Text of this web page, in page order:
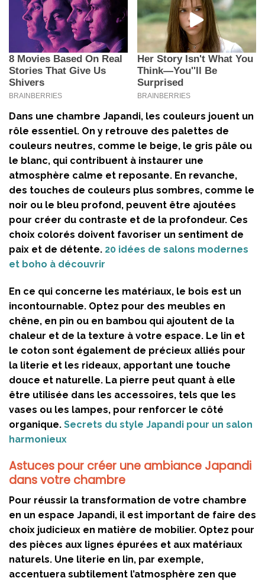
Dans une chambre Japandi, les couleurs jouent un
rôle essentiel. On y retrouve des palettes de
couleurs neutres, comme le beige, le gris pâle ou
le blanc, qui contribuent à instaurer une
atmosphère calme et reposante. En revanche,
des touches de couleurs plus sombres, comme le
noir ou le bleu profond, peuvent être ajoutées
pour créer du contraste et de la profondeur. Ces
choix colorés doivent favoriser un sentiment de
paix et de détente. 20 idées de salons modernes
et boho à découvrir
En ce qui concerne les matériaux, le bois est un
incontournable. Optez pour des meubles en
chêne, en pin ou en bambou qui ajoutent de la
chaleur et de la texture à votre espace. Le lin et
le coton sont également de précieux alliés pour
la literie et les rideaux, apportant une touche
douce et naturelle. La pierre peut quant à elle
être utilisée dans les accessoires, tels que les
vases ou les lampes, pour renforcer le côté
organique. Secrets du style Japandi pour un salon
harmonieux
Astuces pour créer une ambiance Japandi
dans votre chambre
Pour réussir la transformation de votre chambre
en un espace Japandi, il est important de faire des
choix judicieux en matière de mobilier. Optez pour
des pièces aux lignes épurées et aux matériaux
naturels. Une literie en lin, par exemple,
accentuera subtilement l’atmosphère zen que